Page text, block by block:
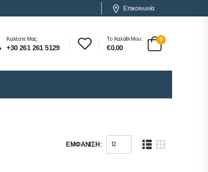
Επικοινωνία
Καλέστε Μας:
+30 261 261 5129
Το Καλάθι Μου:
€0.00
0
ΕΜΦΆΝΙΣΗ :